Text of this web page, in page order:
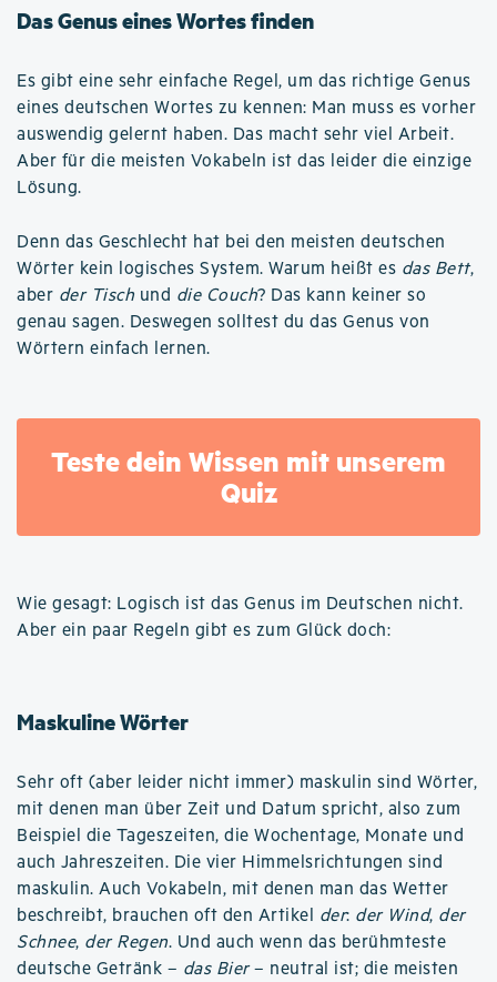
Das Genus eines Wortes finden
Es gibt eine sehr einfache Regel, um das richtige Genus
eines deutschen Wortes zu kennen: Man muss es vorher
auswendig gelernt haben. Das macht sehr viel Arbeit.
Aber für die meisten Vokabeln ist das leider die einzige
Lösung.
Denn das Geschlecht hat bei den meisten deutschen
Wörter kein logisches System. Warum heißt es das Bett,
aber der Tisch und die Couch? Das kann keiner so
genau sagen. Deswegen solltest du das Genus von
Wörtern einfach lernen.
Teste dein Wissen mit unserem
Quiz
Wie gesagt: Logisch ist das Genus im Deutschen nicht.
Aber ein paar Regeln gibt es zum Glück doch:
Maskuline Wörter
Sehr oft (aber leider nicht immer) maskulin sind Wörter,
mit denen man über Zeit und Datum spricht, also zum
Beispiel die Tageszeiten, die Wochentage, Monate und
auch Jahreszeiten. Die vier Himmelsrichtungen sind
maskulin. Auch Vokabeln, mit denen man das Wetter
beschreibt, brauchen oft den Artikel der: der Wind, der
Schnee, der Regen. Und auch wenn das berühmteste
deutsche Getränk – das Bier– neutral ist; die meisten